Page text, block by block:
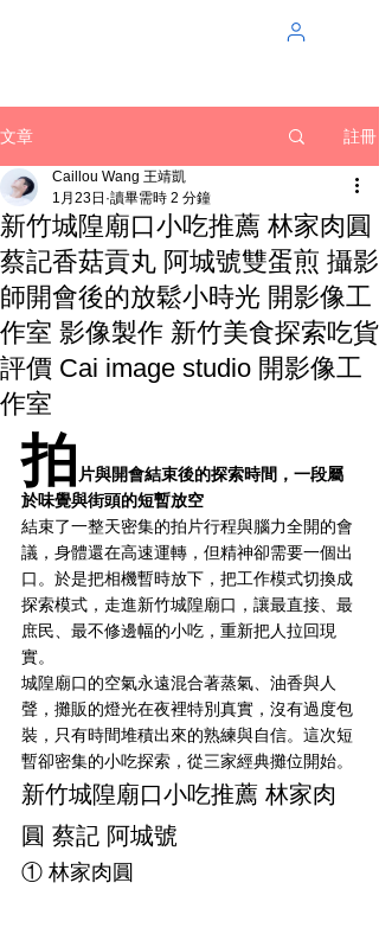
文章 註冊
新竹城隍廟口小吃推薦 林家肉圓
蔡記香菇貢丸 阿城號雙蛋煎 攝影
師開會後的放鬆小時光 開影像工
作室 影像製作 新竹美食探索吃貨
評價 Cai image studio 開影像工
作室
Caillou Wang 王靖凱
1月23日 讀畢需時 2 分鐘
拍 片與開會結束後的探索時間，一段屬
於味覺與街頭的短暫放空
結束了一整天密集的拍片行程與腦力全開的會
議，身體還在高速運轉，但精神卻需要一個出
口。於是把相機暫時放下，把工作模式切換成
探索模式，走進新竹城隍廟口，讓最直接、最
庶民、最不修邊幅的小吃，重新把人拉回現
實。
城隍廟口的空氣永遠混合著蒸氣、油香與人
聲，攤販的燈光在夜裡特別真實，沒有過度包
裝，只有時間堆積出來的熟練與自信。這次短
暫卻密集的小吃探索，從三家經典攤位開始。
新竹城隍廟口小吃推薦 林家肉
圓 蔡記 阿城號
① 林家肉圓